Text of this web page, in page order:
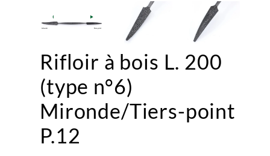
Rifloir à bois L. 200
(type n°6)
Mironde/Tiers-point
P.12